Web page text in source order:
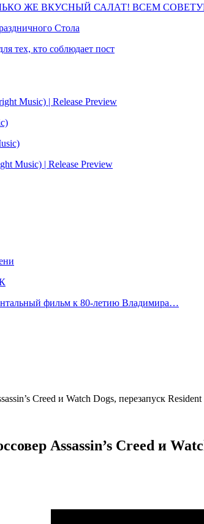
ЖЕ ВКУСНЫЙ САЛАТ! ВСЕМ
Стола
тех, кто соблюдает пост
Music) | Release Preview
Music) | Release Preview
фильм к 80-летию Владимира…
Creed и Watch Dogs, перезапуск Resident
Assassin’s Creed и